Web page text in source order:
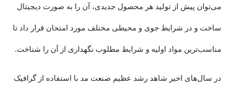
می‌توان پیش از تولید هر محصول جدیدی، آن را به صورت دیجیتال
ساخت و در شرایط جوی و محیطی مختلف مورد امتحان قرار داد تا
مناسب‌ترین مواد اولیه و شرایط مطلوب نگهداری از آن را شناخت.
در سال‌های اخیر شاهد رشد عظیم صنعت مد با استفاده از گرافیک